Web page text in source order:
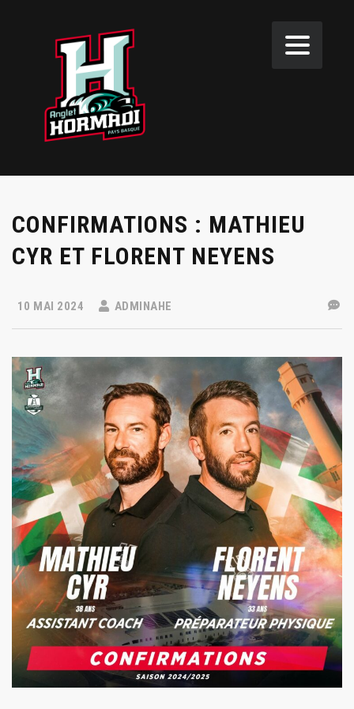
CONFIRMATIONS : MATHIEU
CYR ET FLORENT NEYENS
10 MAI 2024 ADMINAHE